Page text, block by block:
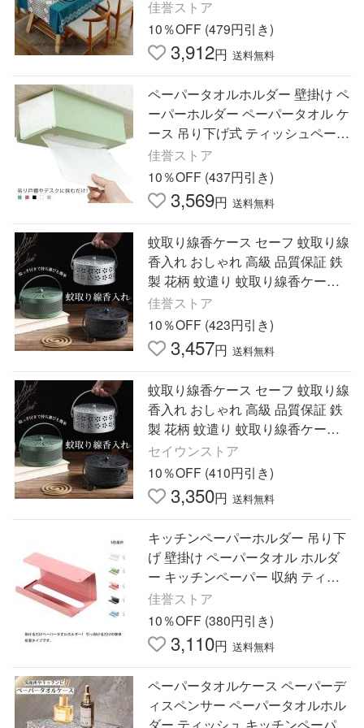
ッと拭ける 雰囲気が一気に変わる
北欧スライル はっ水
佳誉ストア
10％OFF (479円引き)
3,912円 送料無料
ペーパータオルホルダー 壁掛け ペ
ーパーホルダー ペーパータオル ケ
ース 吊り下げ式 ティッシュペーパ
ー キッチンペーパー ハンガー 簡
単 収納 シン
佳誉ストア
10％OFF (437円引き)
3,569円 送料無料
蚊取り線香ケース セーフ 蚊取り線
香入れ おしゃれ 高級 品質保証 鉄
製 花柄 蚊遣り 蚊取り線香ケース
吊り下げ 虫除け 便利持ち 手付 室
内
佳誉ストア
10％OFF (423円引き)
3,457円 送料無料
蚊取り線香ケース セーフ 蚊取り線
香入れ おしゃれ 高級 品質保証 鉄
製 花柄 蚊遣り 蚊取り線香ケース
吊り下げ 虫除け 便利持ち 手付 室
内
セイウンストア
10％OFF (410円引き)
3,350円 送料無料
キッチンペーパーホルダー 吊り下
げ 壁掛け ペーパータオル ホルダ
ー キッチンペーパー 収納 ティシ
ュペーパー ティッシュボックス テ
ィッシュケース
佳誉ストア
10％OFF (380円引き)
3,110円 送料無料
ペーパータオルケース ペーパーデ
ィスペンサー ペーパータオルホル